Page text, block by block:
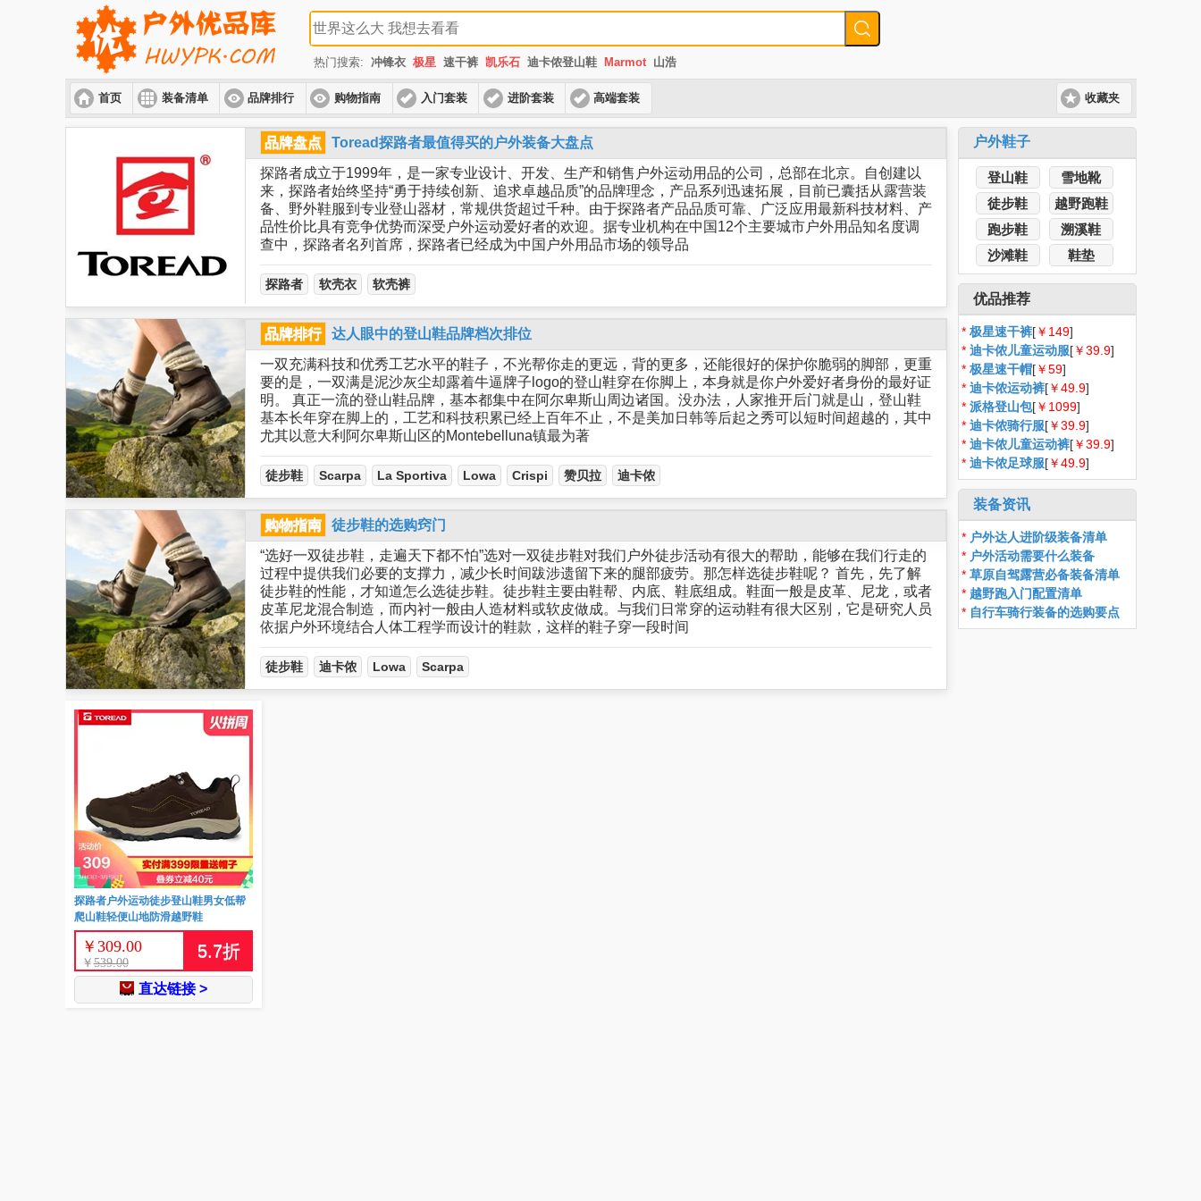
热门搜索: 冲锋衣 极星 速干裤 凯乐石 迪卡侬登山鞋 Marmot 山浩
首页 装备清单 品牌排行 购物指南 入门套装 进阶套装 高端套装 收藏夹
品牌盘点
Toread探路者最值得买的户外装备大盘点
探路者成立于1999年，是一家专业设计、开发、生产和销售户外运动用品的公司，总部在北京。自创建以
来，探路者始终坚持“勇于持续创新、追求卓越品质”的品牌理念，产品系列迅速拓展，目前已囊括从露营装
备、野外鞋服到专业登山器材，常规供货超过千种。由于探路者产品品质可靠、广泛应用最新科技材料、产
品性价比具有竞争优势而深受户外运动爱好者的欢迎。据专业机构在中国12个主要城市户外用品知名度调
查中，探路者名列首席，探路者已经成为中国户外用品市场的领导品
探路者 软壳衣 软壳裤
品牌排行
达人眼中的登山鞋品牌档次排位
一双充满科技和优秀工艺水平的鞋子，不光帮你走的更远，背的更多，还能很好的保护你脆弱的脚部，更重
要的是，一双满是泥沙灰尘却露着牛逼牌子logo的登山鞋穿在你脚上，本身就是你户外爱好者身份的最好证
明。 真正一流的登山鞋品牌，基本都集中在阿尔卑斯山周边诸国。没办法，人家推开后门就是山，登山鞋
基本长年穿在脚上的，工艺和科技积累已经上百年不止，不是美加日韩等后起之秀可以短时间超越的，其中
尤其以意大利阿尔卑斯山区的Montebelluna镇最为著
徒步鞋 Scarpa La Sportiva Lowa Crispi 赞贝拉 迪卡侬
购物指南
徒步鞋的选购窍门
“选好一双徒步鞋，走遍天下都不怕”选对一双徒步鞋对我们户外徒步活动有很大的帮助，能够在我们行走的
过程中提供我们必要的支撑力，减少长时间跋涉遗留下来的腿部疲劳。那怎样选徒步鞋呢？ 首先，先了解
徒步鞋的性能，才知道怎么选徒步鞋。徒步鞋主要由鞋帮、内底、鞋底组成。鞋面一般是皮革、尼龙，或者
皮革尼龙混合制造，而内衬一般由人造材料或软皮做成。与我们日常穿的运动鞋有很大区别，它是研究人员
依据户外环境结合人体工程学而设计的鞋款，这样的鞋子穿一段时间
徒步鞋 迪卡侬 Lowa Scarpa
探路者户外运动徒步登山鞋男女低帮
爬山鞋轻便山地防滑越野鞋
￥ 309.00
￥539.00
5.7折
直达链接 >
户外鞋子
登山鞋
雪地靴
徒步鞋
越野跑鞋
跑步鞋
溯溪鞋
沙滩鞋
鞋垫
优品推荐
* 极星速干裤[￥149]
* 迪卡侬儿童运动服[￥39.9]
* 极星速干帽[￥59]
* 迪卡侬运动裤[￥49.9]
* 派格登山包[￥1099]
* 迪卡侬骑行服[￥39.9]
* 迪卡侬儿童运动裤[￥39.9]
* 迪卡侬足球服[￥49.9]
装备资讯
* 户外达人进阶级装备清单
* 户外活动需要什么装备
* 草原自驾露营必备装备清单
* 越野跑入门配置清单
* 自行车骑行装备的选购要点